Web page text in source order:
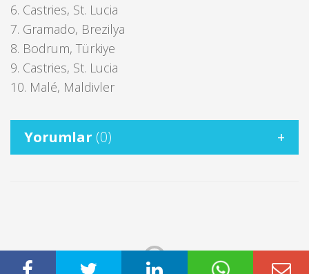
6. Castries, St. Lucia
7. Gramado, Brezilya
8. Bodrum, Türkiye
9. Castries, St. Lucia
10. Malé, Maldivler
Yorumlar (0)